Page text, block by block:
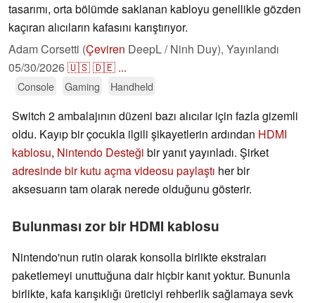
tasarımı, orta bölümde saklanan kabloyu genellikle gözden
kaçıran alıcıların kafasını karıştırıyor.
Adam Corsetti (Çeviren DeepL / Ninh Duy), Yayınlandı
05/30/2026🇺🇸🇩🇪 ...
Console Gaming Handheld
Switch 2 ambalajının düzeni bazı alıcılar için fazla gizemli
oldu. Kayıp bir çocukla ilgili şikayetlerin ardından HDMI
kablosu, Nintendo Desteği bir yanıt yayınladı. Şirket
adresinde bir kutu açma videosu paylaştı her bir
aksesuarın tam olarak nerede olduğunu gösterir.
Bulunması zor bir HDMI kablosu
Nintendo'nun rutin olarak konsolla birlikte ekstraları
paketlemeyi unuttuğuna dair hiçbir kanıt yoktur. Bununla
birlikte, kafa karışıklığı üreticiyi rehberlik sağlamaya sevk